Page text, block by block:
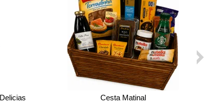
Cesta Café Amor e Alegria